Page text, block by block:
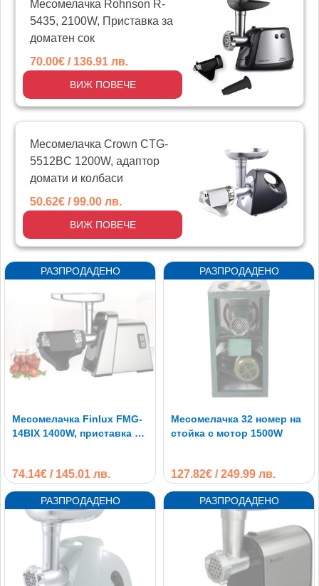
Месомелачка Rohnson R-
5435, 2100W, Приставка за
доматeн сок
70.00€ / 136.91 лв.
ВИЖ ПОВЕЧЕ
Месомелачка Crown CTG-
5512BC 1200W, адаптор
домати и колбаси
50.62€ / 99.00 лв.
ВИЖ ПОВЕЧЕ
Месомелачка Finlux FMG-
14BIX 1400W, приставка за
74.14€ / 145.01 лв.
Месомелачка 32 номер на
стойка с мотор 1500W
127.82€ / 249.99 лв.